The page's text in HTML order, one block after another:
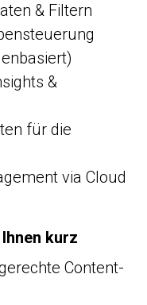
& Filtern
&
für die
via Cloud
kurz
Content-